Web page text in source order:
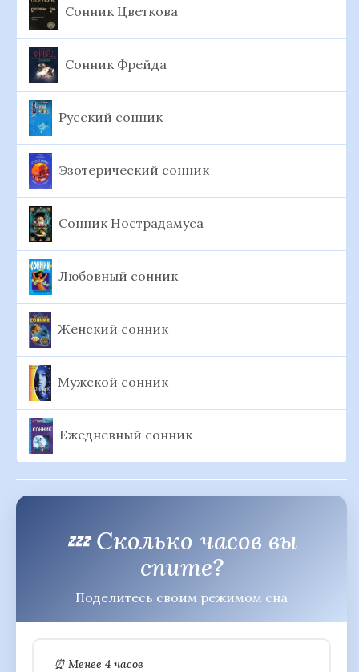
Сонник Цветкова
Сонник Фрейда
Русский сонник
Эзотерический сонник
Сонник Нострадамуса
Любовный сонник
Женский сонник
Мужской сонник
Ежедневный сонник
💤 Сколько часов вы
спите?
Поделитесь своим режимом сна
⏰ Менее 4 часов